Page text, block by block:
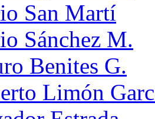
San Martí
Sánchez M.
Benites G.
Limón